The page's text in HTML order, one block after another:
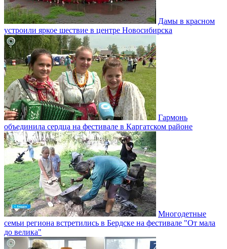
Дамы в красном
устроили яркое шествие в центре Новосибирска
Гармонь
объединила сердца на фестивале в Каргатском районе
Многодетные
семьи региона встретились в Бердске на фестивале "От мала
до велика"